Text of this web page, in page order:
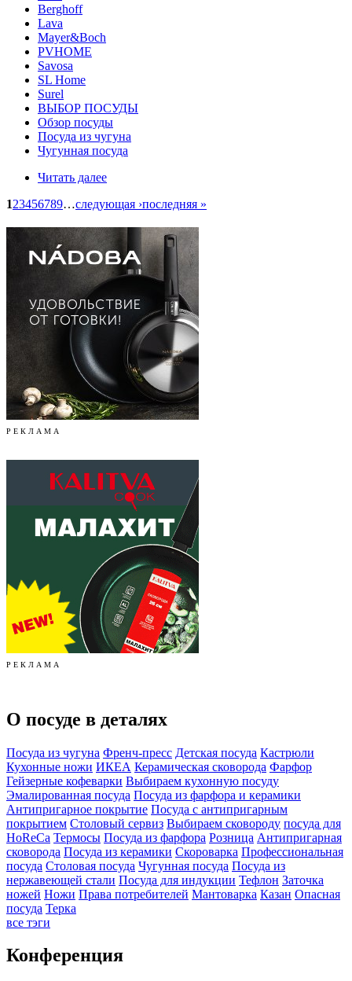
Berghoff
Lava
Mayer&Boch
PVHOME
Savosa
SL Home
Surel
ВЫБОР ПОСУДЫ
Обзор посуды
Посуда из чугуна
Чугунная посуда
Читать далее
123456789…следующая ›последняя »
Р Е К Л А М А
Р Е К Л А М А
О посуде в деталях
Посуда из чугуна Френч-пресс Детская посуда Кастрюли
Кухонные ножи ИКЕА Керамическая сковорода Фарфор
Гейзерные кофеварки Выбираем кухонную посуду
Эмалированная посуда Посуда из фарфора и керамики
Антипригарное покрытие Посуда с антипригарным
покрытием Столовый сервиз Выбираем сковороду посуда для
HoReCa Термосы Посуда из фарфора Розница Антипригарная
сковорода Посуда из керамики Скороварка Профессиональная
посуда Столовая посуда Чугунная посуда Посуда из
нержавеющей стали Посуда для индукции Тефлон Заточка
ножей Ножи Права потребителей Мантоварка Казан Опасная
посуда Терка
все тэги
Конференция